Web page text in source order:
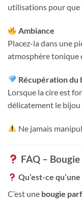
utilisations pour que
Ambiance
Placez-la dans une
atmosphère tonique
Récupération du
Lorsque la cire est
délicatement le bijou
Ne jamais
FAQ –
Qu’est-ce
C’est une bougie